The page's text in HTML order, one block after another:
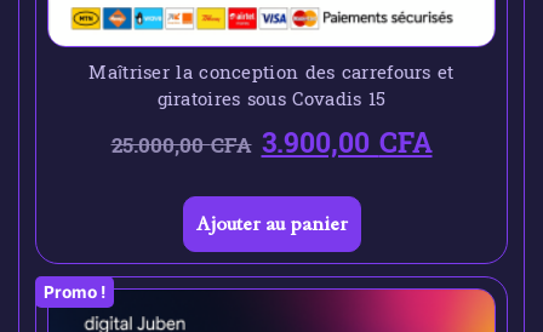
Maîtriser la conception des carrefours et
giratoires sous Covadis 15
25.000,00CFA 3.900,00CFA
Ajouter au panier
Promo !